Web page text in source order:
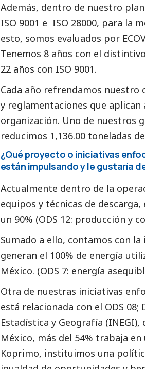
Además, dentro de nuestro
ISO 9001 e ISO 28000, para la
esto, somos evaluados por
Tenemos 8 años con el
22 años con ISO 9001.
Cada año refrendamos
y reglamentaciones que
organización. Uno de nuestros
reducimos 1,136.00 toneladas de
¿Qué proyecto o iniciativas
están impulsando y le gustaría
Actualmente dentro de la
equipos y técnicas de
un 90% (ODS 12: producción y
Sumado a ello, contamos con
generan el 100% de energía
México. (ODS 7: energía
Otra de nuestras iniciativas
está relacionada con el ODS
Estadística y Geografía
México, más del 54% trabaja
Koprimo, instituimos una